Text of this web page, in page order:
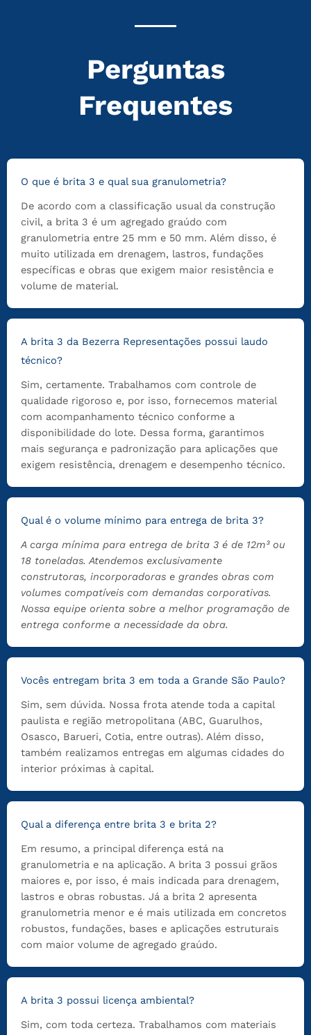
Perguntas
Frequentes
O que é brita 3 e qual sua granulometria?
De acordo com a classificação usual da construção
civil, a brita 3 é um agregado graúdo com
granulometria entre 25 mm e 50 mm. Além disso, é
muito utilizada em drenagem, lastros, fundações
específicas e obras que exigem maior resistência e
volume de material.
A brita 3 da Bezerra Representações possui laudo
técnico?
Sim, certamente. Trabalhamos com controle de
qualidade rigoroso e, por isso, fornecemos material
com acompanhamento técnico conforme a
disponibilidade do lote. Dessa forma, garantimos
mais segurança e padronização para aplicações que
exigem resistência, drenagem e desempenho técnico.
Qual é o volume mínimo para entrega de brita 3?
A carga mínima para entrega de brita 3 é de 12m³ ou
18 toneladas. Atendemos exclusivamente
construtoras, incorporadoras e grandes obras com
volumes compatíveis com demandas corporativas.
Nossa equipe orienta sobre a melhor programação de
entrega conforme a necessidade da obra.
Vocês entregam brita 3 em toda a Grande São Paulo?
Sim, sem dúvida. Nossa frota atende toda a capital
paulista e região metropolitana (ABC, Guarulhos,
Osasco, Barueri, Cotia, entre outras). Além disso,
também realizamos entregas em algumas cidades do
interior próximas à capital.
Qual a diferença entre brita 3 e brita 2?
Em resumo, a principal diferença está na
granulometria e na aplicação. A brita 3 possui grãos
maiores e, por isso, é mais indicada para drenagem,
lastros e obras robustas. Já a brita 2 apresenta
granulometria menor e é mais utilizada em concretos
robustos, fundações, bases e aplicações estruturais
com maior volume de agregado graúdo.
A brita 3 possui licença ambiental?
Sim, com toda certeza. Trabalhamos com materiais